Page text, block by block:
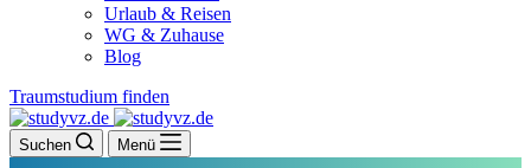
Urlaub & Reisen
WG & Zuhause
Blog
Traumstudium finden
Suchen Menü